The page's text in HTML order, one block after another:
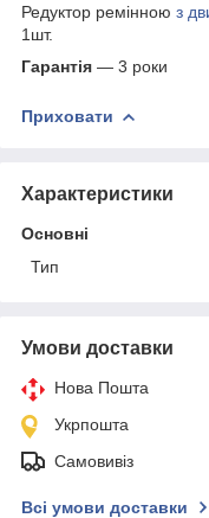
Редуктор ремінною з
1шт.
Гарантія — 3 роки
Приховати
Характеристики
Основні
Тип
Умови доставки
Нова Пошта
Укрпошта
Самовивіз
Всі умови доставки